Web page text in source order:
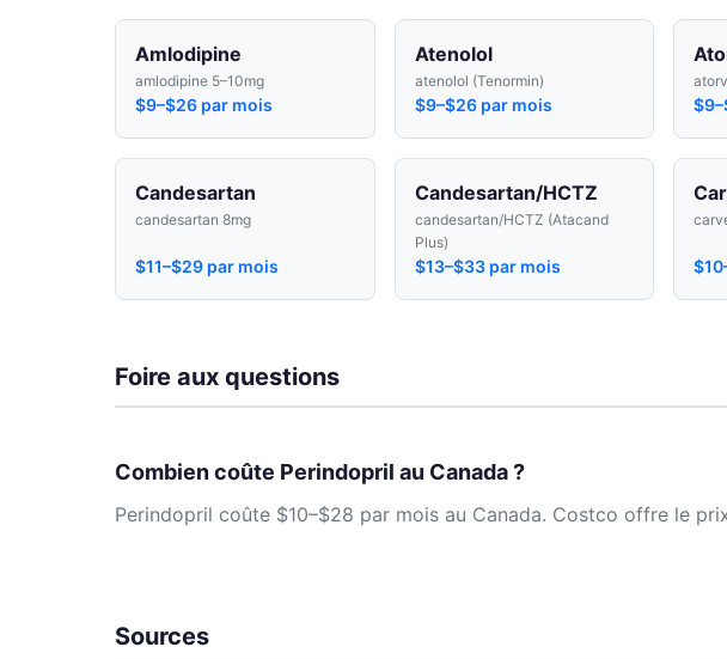
Amlodipine
amlodipine 5–10mg
$9–$26 par mois
Atenolol
atenolol (Tenormin)
$9–$26 par mois
Candesartan
candesartan 8mg
$11–$29 par mois
Candesartan/HCTZ
candesartan/HCTZ (Atacand
Plus)
$13–$33 par mois
Foire aux questions
Combien coûte Perindopril au Canada ?
Perindopril coûte $10–$28 par mois au Canada. Costco offre le
Sources